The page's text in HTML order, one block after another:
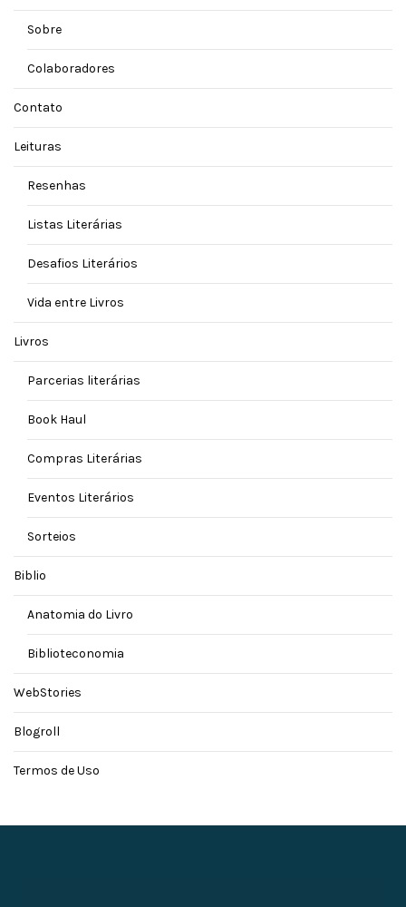
Sobre
Colaboradores
Contato
Leituras
Resenhas
Listas Literárias
Desafios Literários
Vida entre Livros
Livros
Parcerias literárias
Book Haul
Compras Literárias
Eventos Literários
Sorteios
Biblio
Anatomia do Livro
Biblioteconomia
WebStories
Blogroll
Termos de Uso